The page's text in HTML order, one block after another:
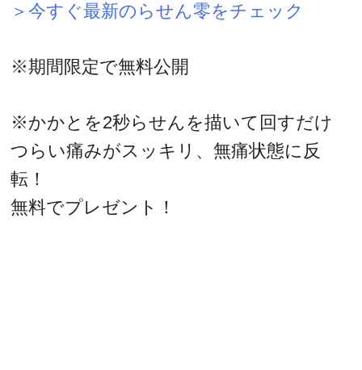
＞今すぐ最新のらせん零をチェック
※期間限定で無料公開
※かかとを2秒らせんを描いて回すだけ
つらい痛みがスッキリ、無痛状態に反
転！
無料でプレゼント！